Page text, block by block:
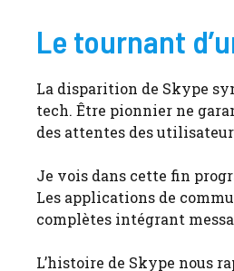
Le tournant
La disparition de Skype
tech. Être pionnier ne
des attentes des
Je vois dans cette fin
Les applications de
complètes intégrant
L’histoire de Skype nous